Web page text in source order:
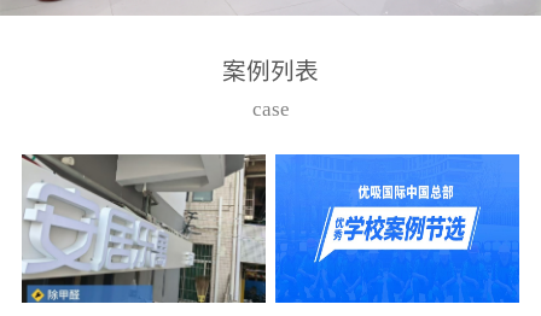
高技能的团队。汇聚了众
取得了多项产品技术专利
和多项国家版权局著作
权，获得高新技术企业称
号。生产优势自主生产自
给自足，优吸公司于2015
案例列表
case